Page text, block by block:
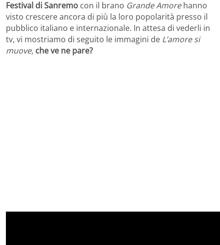
Festival di Sanremo con il brano Grande Amorehanno
visto crescere ancora di più la loro popolarità presso il
pubblico italiano e internazionale. In attesa di vederli in
tv, vi mostriamo di seguito le immagini de L’amore si
muove, che ve ne pare?